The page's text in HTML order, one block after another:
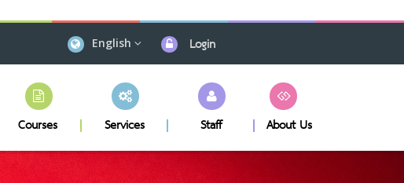
English Login
Courses Services Staff About Us